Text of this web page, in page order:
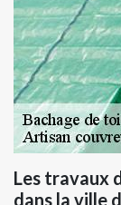
Les travaux
dans la ville